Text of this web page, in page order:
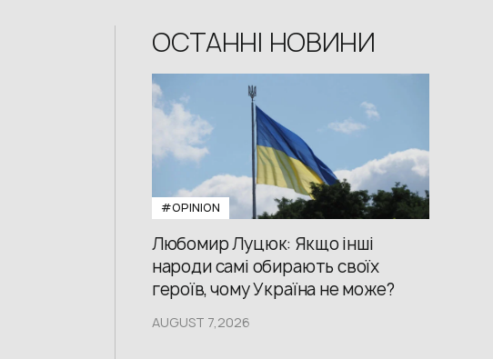
ОСТАННІ НОВИНИ
#OPINION
Любомир Луцюк: Якщо інші
народи самі обирають своїх
героїв, чому Україна не може?
AUGUST 7,2026